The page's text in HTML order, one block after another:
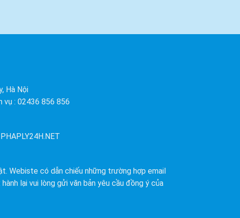
Hà Nội
: 02436 856 856
Webiste có dẫn chiếu những trường hợp email
lại vui lòng gửi văn bản yêu cầu đồng ý của